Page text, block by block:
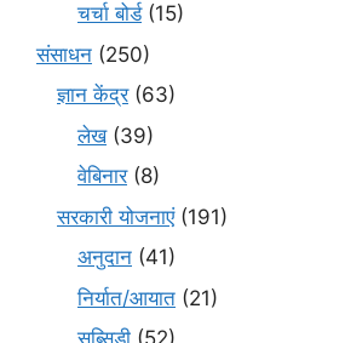
चर्चा बोर्ड(15)
संसाधन (250)
ज्ञान केंद्र(63)
लेख(39)
वेबिनार(8)
सरकारी योजनाएं(191)
अनुदान (41)
निर्यात/आयात (21)